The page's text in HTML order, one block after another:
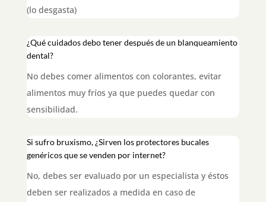
(lo desgasta)
¿Qué cuidados debo tener después de un blanqueamiento
dental?
No debes comer alimentos con colorantes, evitar
alimentos muy fríos ya que puedes quedar con
sensibilidad.
Si sufro bruxismo, ¿Sirven los protectores bucales
genéricos que se venden por internet?
No, debes ser evaluado por un especialista y éstos
deben ser realizados a medida en caso de